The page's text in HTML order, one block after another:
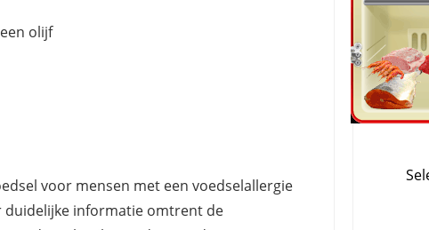
olijf
voor mensen met een voedselallergie
duidelijke informatie omtrent de